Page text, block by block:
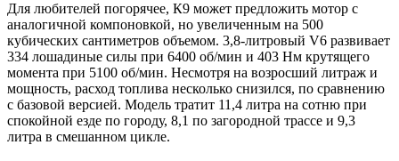
Для любителей погорячее, К9 может предложить мотор с
аналогичной компоновкой, но увеличенным на 500
кубических сантиметров объемом. 3,8-литровый V6 развивает
334 лошадиные силы при 6400 об/мин и 403 Нм крутящего
момента при 5100 об/мин. Несмотря на возросший литраж и
мощность, расход топлива несколько снизился, по сравнению
с базовой версией. Модель тратит 11,4 литра на сотню при
спокойной езде по городу, 8,1 по загородной трассе и 9,3
литра в смешанном цикле.